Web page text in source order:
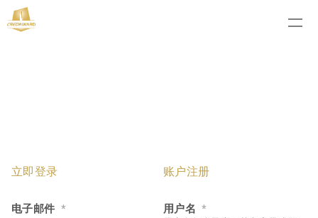
立即登录
电子邮件 *
账户注册
用户名 *